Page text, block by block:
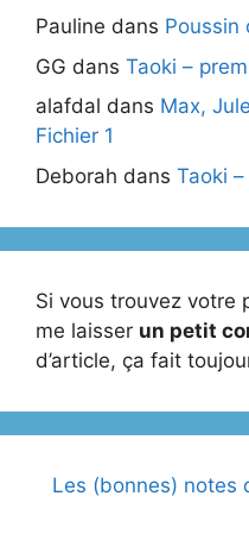
Pauline dans Poussin
GG dans Taoki –
alafdal dans Max,
Fichier 1
Deborah dans Taoki
Si vous trouvez votre
me laisser un petit
d’article, ça fait
Les (bonnes) notes